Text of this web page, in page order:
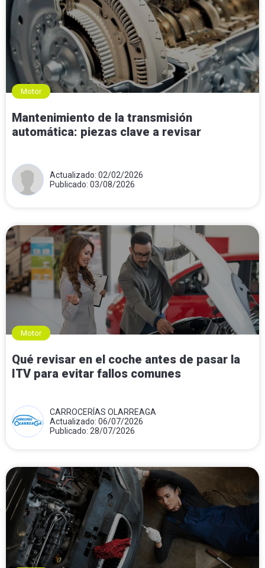
Motor
Mantenimiento de la transmisión
automática: piezas clave a revisar
Actualizado: 02/02/2026
Publicado: 03/08/2026
Motor
Qué revisar en el coche antes de pasar la
ITV para evitar fallos comunes
CARROCERÍAS OLARREAGA
Actualizado: 06/07/2026
Publicado: 28/07/2026